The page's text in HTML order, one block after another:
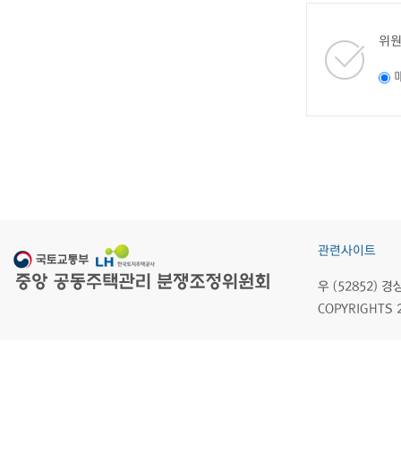
위
관련사이트
우 (52852) 경
COPYRIGHTS